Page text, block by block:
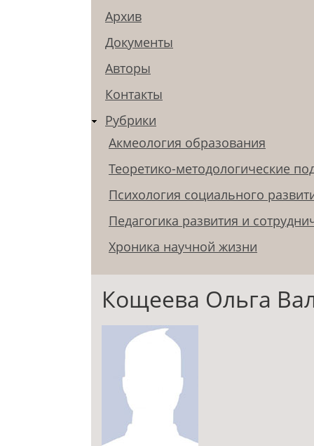
Архив
Документы
Авторы
Контакты
Рубрики
Акмеология образования
Теоретико-методологические
Психология социального
Педагогика развития и
Хроника научной жизни
Кощеева Ольга